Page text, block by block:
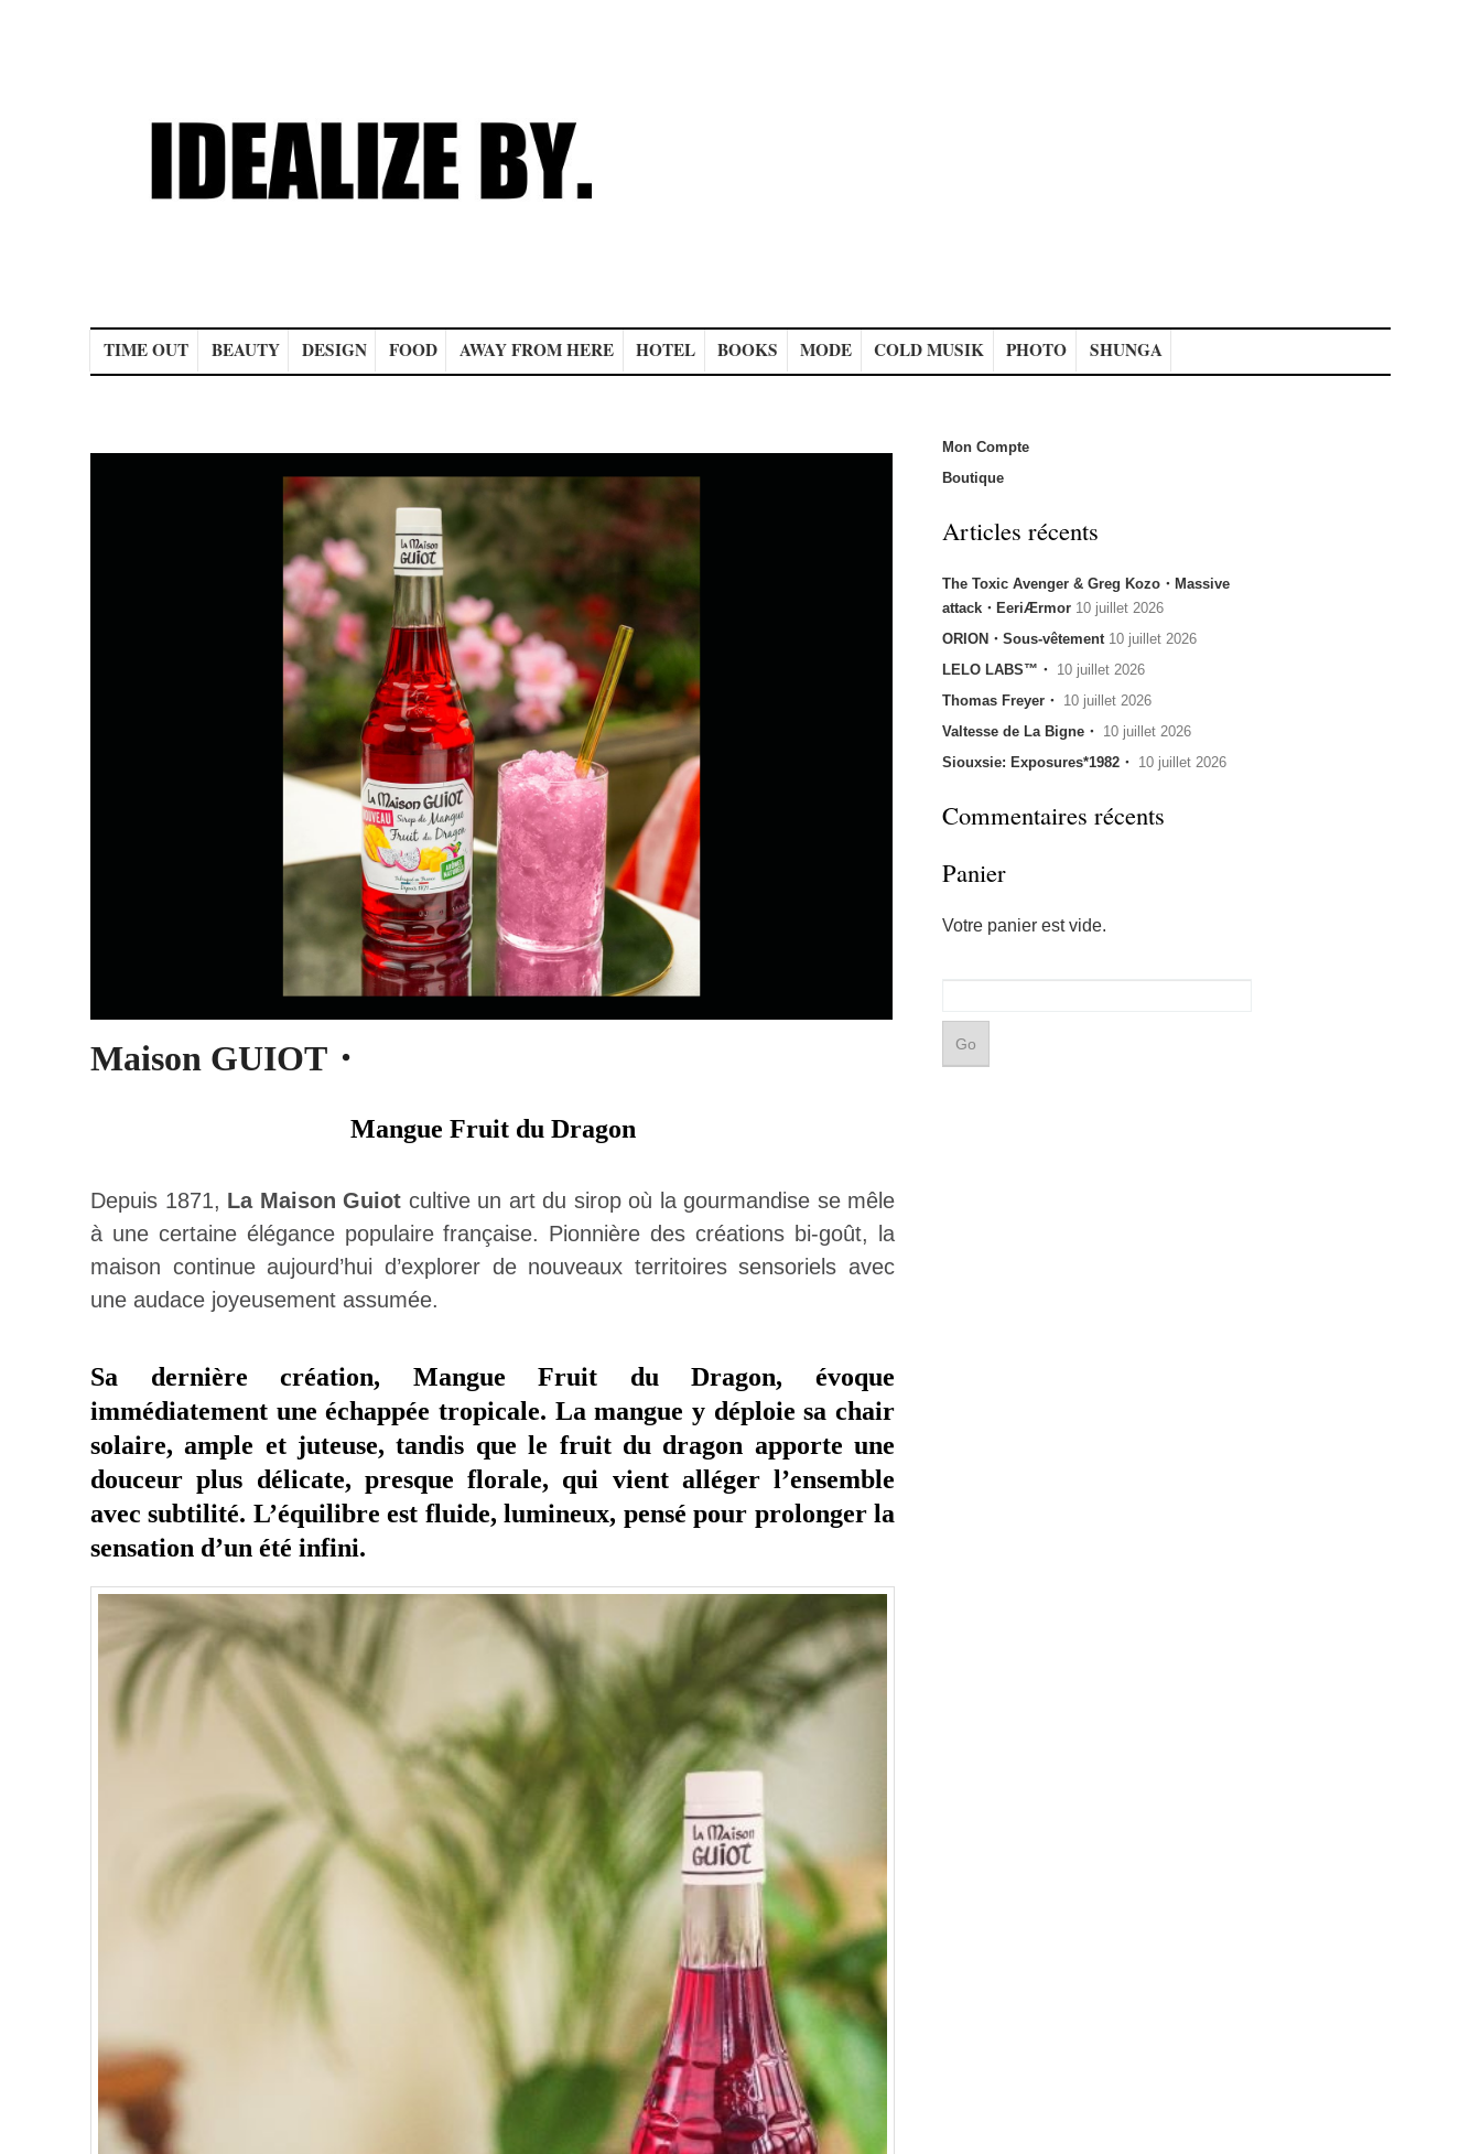
TIME OUT BEAUTY DESIGN FOOD AWAY FROM HERE HOTEL BOOKS MODE COLD MUSIK PHOTO SHUNGA
Maison GUIOT・
Mangue Fruit du Dragon
Depuis 1871, La Maison Guiot cultive un art du sirop où la gourmandise se mêle
à une certaine élégance populaire française. Pionnière des créations bi-goût, la
maison continue aujourd’hui d’explorer de nouveaux territoires sensoriels avec
une audace joyeusement assumée.
Sa dernière création, Mangue Fruit du Dragon, évoque
immédiatement une échappée tropicale. La mangue y déploie sa chair
solaire, ample et juteuse, tandis que le fruit du dragon apporte une
douceur plus délicate, presque florale, qui vient alléger l’ensemble
avec subtilité. L’équilibre est fluide, lumineux, pensé pour prolonger la
sensation d’un été infini.
Mon Compte
Boutique
Articles récents
The Toxic Avenger & Greg Kozo・Massive
attack・EeriÆrmor 10 juillet 2026
ORION・Sous-vêtement 10 juillet 2026
LELO LABS™・ 10 juillet 2026
Thomas Freyer・ 10 juillet 2026
Valtesse de La Bigne・ 10 juillet 2026
Siouxsie: Exposures*1982・ 10 juillet 2026
Commentaires récents
Panier
Votre panier est vide.